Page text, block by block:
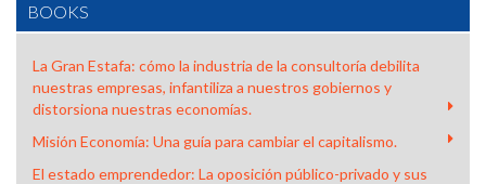
BOOKS
La Gran Estafa: cómo la industria de la consultoría debilita
nuestras empresas, infantiliza a nuestros gobiernos y
distorsiona nuestras economías.
Misión Economía: Una guía para cambiar el capitalismo.
El estado emprendedor: La oposición público-privado y sus